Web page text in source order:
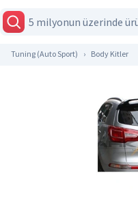
Tuning (Auto Sport) Body Kitler